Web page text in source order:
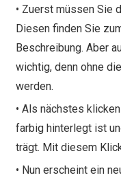
• Zuerst müssen Sie
Diesen finden Sie
Beschreibung. Aber
wichtig, denn ohne
werden.
• Als nächstes
farbig hinterlegt ist
trägt. Mit diesem
• Nun erscheint ein